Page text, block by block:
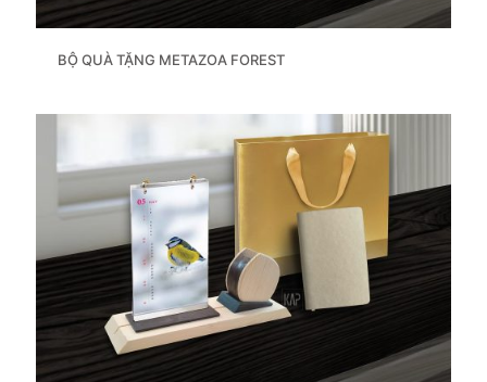
BỘ QUÀ TẶNG METAZOA FOREST